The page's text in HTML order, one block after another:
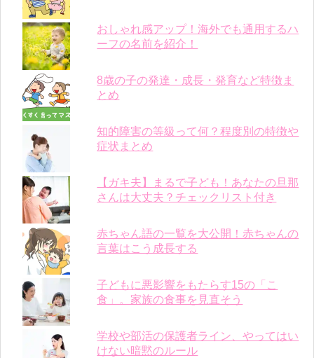
おしゃれ感アップ！海外でも通用するハ
ーフの名前を紹介！
8歳の子の発達・成長・発育など特徴ま
とめ
知的障害の等級って何？程度別の特徴や
症状まとめ
【ガキ夫】まるで子ども！あなたの旦那
さんは大丈夫？チェックリスト付き
赤ちゃん語の一覧を大公開！赤ちゃんの
言葉はこう成長する
子どもに悪影響をもたらす15の「こ
食」。家族の食事を見直そう
学校や部活の保護者ライン、やってはい
けない暗黙のルール